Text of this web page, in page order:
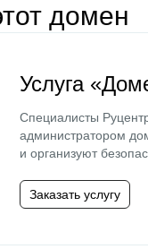
домен
Услуга
Специалисты
администратором
и организуют
Заказать услугу